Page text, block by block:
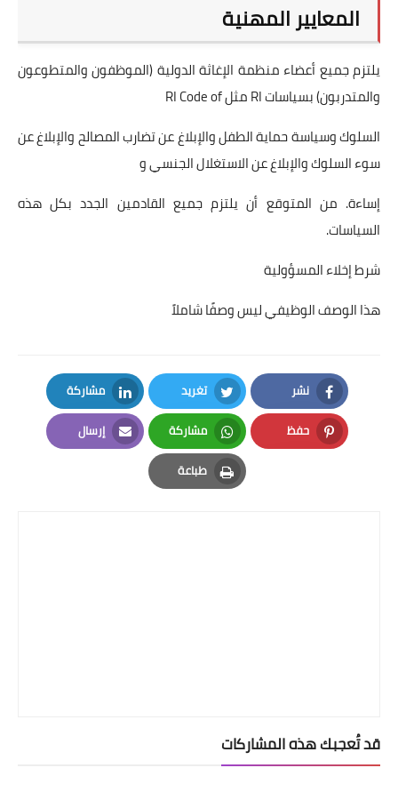
المعايير المهنية
يلتزم جميع أعضاء منظمة الإغاثة الدولية (الموظفون والمتطوعون
والمتدربون) بسياسات RI مثل RI Code of
السلوك وسياسة حماية الطفل والإبلاغ عن تضارب المصالح والإبلاغ عن
سوء السلوك والإبلاغ عن الاستغلال الجنسي و
إساءة. من المتوقع أن يلتزم جميع القادمين الجدد بكل هذه
السياسات.
شرط إخلاء المسؤولية
هذا الوصف الوظيفي ليس وصفًا شاملاً
نشر
Facebook
تغريد
Twitter
مشاركة
LinkedIn
حفظ
Pinterest
مشاركة
Whatsapp
إرسال
Email
طباعة
Print
قد تُعجبك هذه المشاركات